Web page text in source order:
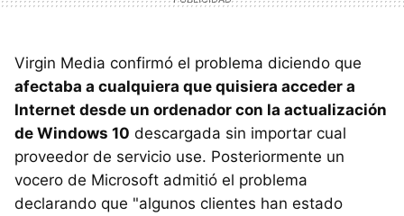
Virgin Media confirmó el problema diciendo que
afectaba a cualquiera que quisiera acceder a
Internet desde un ordenador con la actualización
de Windows 10 descargada sin importar cual
proveedor de servicio use. Posteriormente un
vocero de Microsoft admitió el problema
declarando que "algunos clientes han estado